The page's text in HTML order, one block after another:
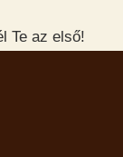
Te az első!